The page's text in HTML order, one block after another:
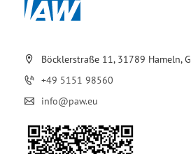
Böcklerstraße 11, 31789 Hameln,
+49 5151 98560
info@paw.eu